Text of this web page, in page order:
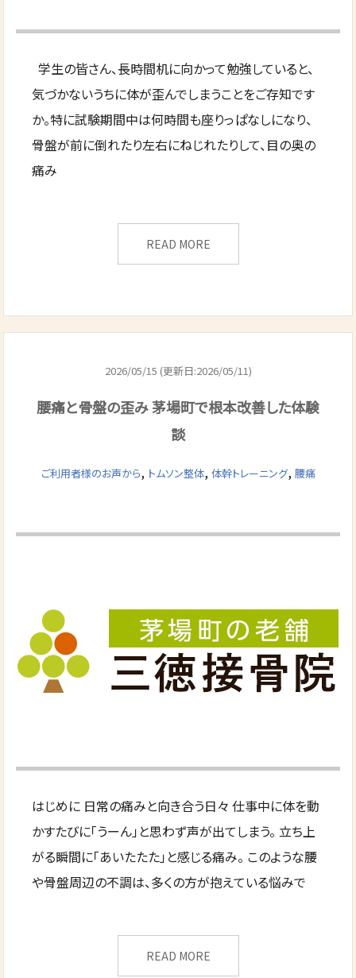
学生の皆さん、長時間机に向かって勉強していると、
気づかないうちに体が歪んでしまうことをご存知です
か。特に試験期間中は何時間も座りっぱなしになり、
骨盤が前に倒れたり左右にねじれたりして、目の奥の
痛み
READ MORE
2026/05/15 (更新日:2026/05/11)
腰痛と骨盤の歪み 茅場町で根本改善した体験
談
ご利用者様のお声から, トムソン整体, 体幹トレーニング, 腰痛
はじめに 日常の痛みと向き合う日々 仕事中に体を動
かすたびに「うーん」と思わず声が出てしまう。 立ち上
がる瞬間に「あいたたた」と感じる痛み。 このような腰
や骨盤周辺の不調は、多くの方が抱えている悩みで
READ MORE